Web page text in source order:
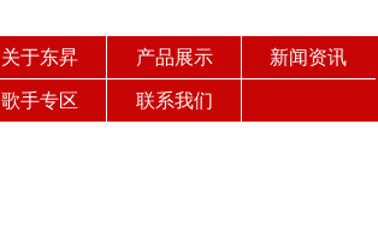
关于东昇 产品展示 新闻资讯
歌手专区 联系我们